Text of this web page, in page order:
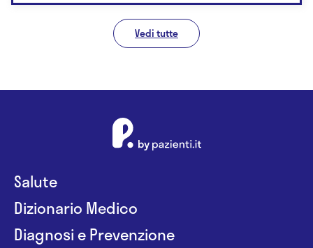
Vedi tutte
Salute
Dizionario Medico
Diagnosi e Prevenzione